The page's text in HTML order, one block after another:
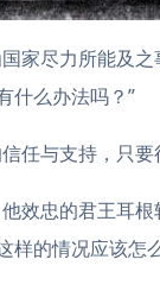
家尽力所能及
什么办法吗？”
任与支持，只
效忠的君王耳
样的情况应该怎